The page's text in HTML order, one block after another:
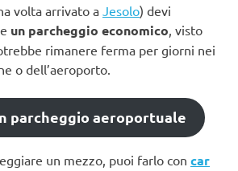
volta arrivato a Jesolo) devi
un parcheggio economico , visto
rimanere ferma per giorni nei
o dell’aeroporto.
parcheggio aeroportuale
un mezzo, puoi farlo con car